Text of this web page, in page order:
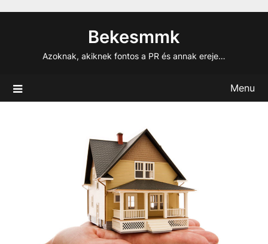
Bekesmmk
Azoknak, akiknek fontos a PR és annak ereje…
Menu